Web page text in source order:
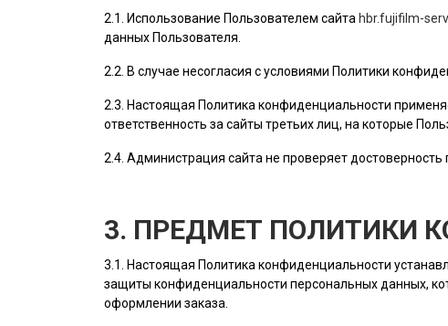
2.1. Использование Пользователем сайта hbr.fujifilm-
данных Пользователя
2.2. В случае несогласия с условиями Политики
2.3. Настоящая Политика конфиденциальности
ответственность за сайты третьих лиц, на которые
2.4. Администрация сайта не проверяет
3. ПРЕДМЕТ ПОЛИТИКИ
3.1. Настоящая Политика конфиденциальности
защиты конфиденциальности персональных данных,
оформлении заказа.